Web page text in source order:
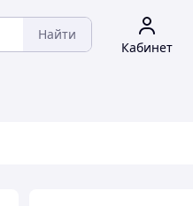
Найти
Кабинет